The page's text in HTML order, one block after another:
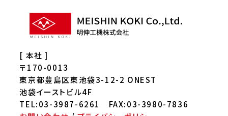
[ 本社 ]
〒170-0013
東京都豊島区東池袋3-12-2 ONEST
池袋イーストビル4F
TEL:03-3987-6261 FAX:03-3980-7836